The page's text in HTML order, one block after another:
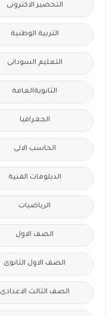
التحضير الاكترونى
التربية الوطنية
التعليم السودانى
الثانويةالعامة
الجغرافيا
الحاسب الالى
الدبلومات الفنية
الرياضيات
الصف الاول
الصف الاول الثانوى
الصف الثالث الاعدادى